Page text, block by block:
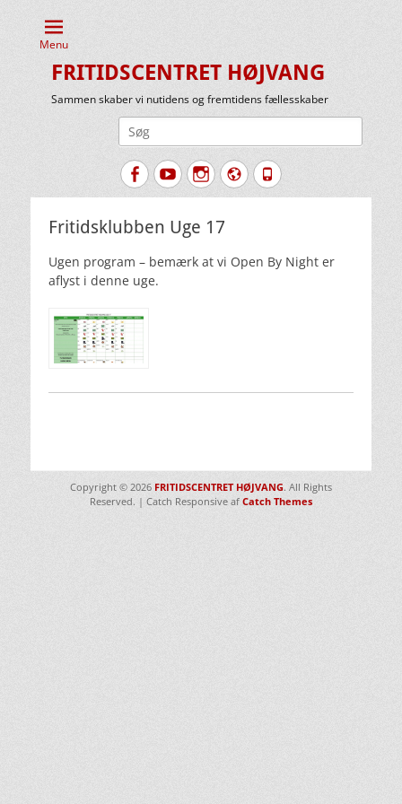
Menu
FRITIDSCENTRET HØJVANG
Sammen skaber vi nutidens og fremtidens fællesskaber
FacebookYouTubeInstagram
Website
Tlf.
Fritidsklubben Uge 17
Ugen program – bemærk at vi Open By Night er
aflyst i denne uge.
Copyright © 2026 FRITIDSCENTRET HØJVANG. All Rights
Reserved. | Catch Responsive af Catch Themes